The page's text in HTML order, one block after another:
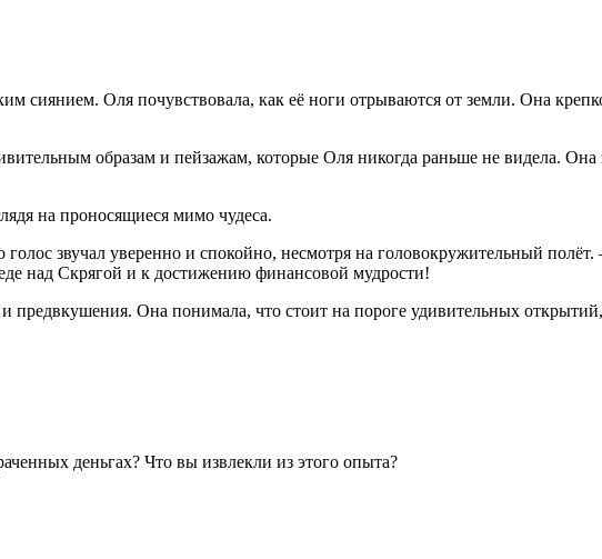
сиянием. Оля почувствовала, как её ноги отрываются от земли. Она
образам и пейзажам, которые Оля никогда раньше не видела.
на проносящиеся мимо чудеса.
звучал уверенно и спокойно, несмотря на головокружительный
над Скрягой и к достижению финансовой мудрости!
и предвкушения. Она понимала, что стоит на пороге удивительных
деньгах? Что вы извлекли из этого опыта?